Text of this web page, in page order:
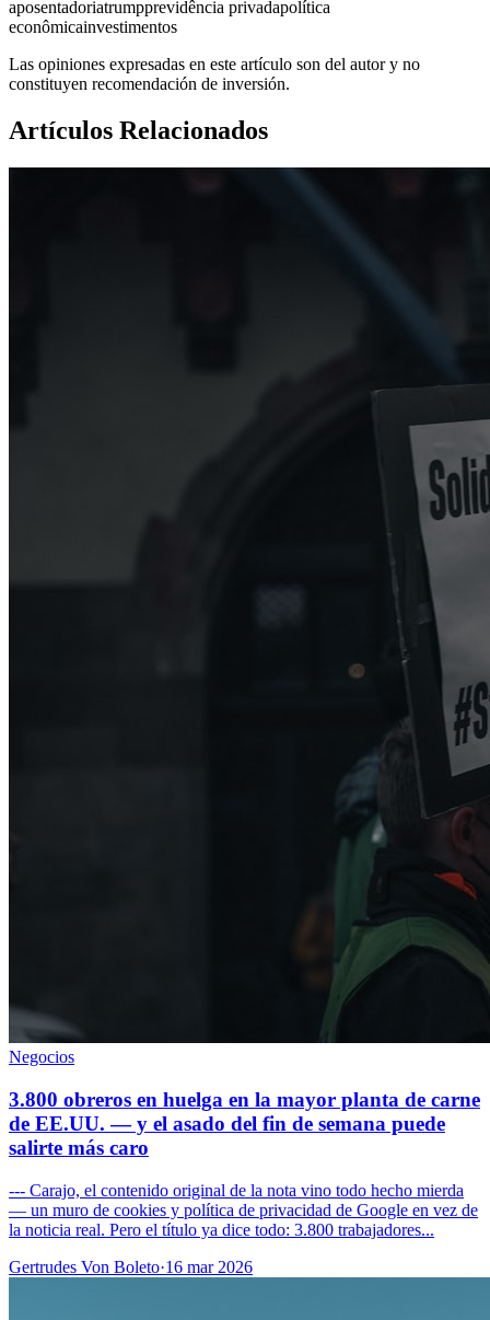
aposentadoriatrumpprevidência privadapolítica
econômicainvestimentos
Las opiniones expresadas en este artículo son del autor y no
constituyen recomendación de inversión.
Artículos Relacionados
Negocios
3.800 obreros en huelga en la mayor planta de carne
de EE.UU. — y el asado del fin de semana puede
salirte más caro
--- Carajo, el contenido original de la nota vino todo hecho mierda
— un muro de cookies y política de privacidad de Google en vez de
la noticia real. Pero el título ya dice todo: 3.800 trabajadores...
Gertrudes Von Boleto·16 mar 2026